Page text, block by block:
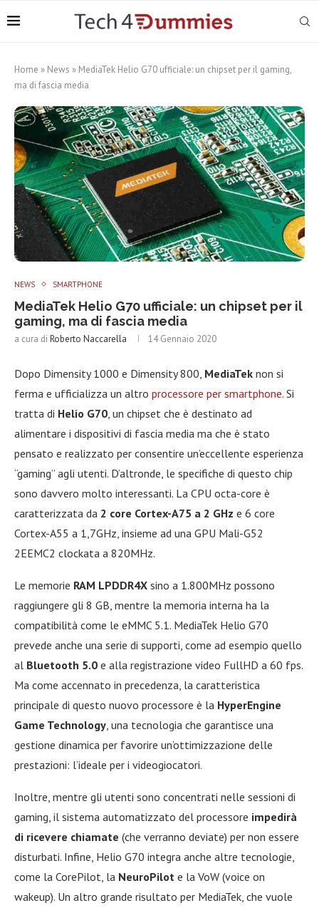
Home » News » MediaTek Helio G70 ufficiale: un chipset per il gaming,
ma di fascia media
NEWS SMARTPHONE
MediaTek Helio G70 ufficiale: un chipset per il
gaming, ma di fascia media
a cura di Roberto Naccarella 14 Gennaio 2020
Dopo Dimensity 1000 e Dimensity 800, MediaTek non si
ferma e ufficializza un altro processore per smartphone. Si
tratta di Helio G70 , un chipset che è destinato ad
alimentare i dispositivi di fascia media ma che è stato
pensato e realizzato per consentire un’eccellente esperienza
“gaming” agli utenti. D’altronde, le specifiche di questo chip
sono davvero molto interessanti. La CPU octa-core è
caratterizzata da 2 core Cortex-A75 a 2 GHz e 6 core
Cortex-A55 a 1,7GHz, insieme ad una GPU Mali-G52
2EEMC2 clockata a 820MHz.
Le memorie RAM LPDDR4X sino a 1.800MHz possono
raggiungere gli 8 GB, mentre la memoria interna ha la
compatibilità come le eMMC 5.1. MediaTek Helio G70
prevede anche una serie di supporti, come ad esempio quello
al Bluetooth 5.0 e alla registrazione video FullHD a 60 fps.
Ma come accennato in precedenza, la caratteristica
principale di questo nuovo processore è la HyperEngine
Game Technology , una tecnologia che garantisce una
gestione dinamica per favorire un’ottimizzazione delle
prestazioni: l’ideale per i videogiocatori.
Inoltre, mentre gli utenti sono concentrati nelle sessioni di
gaming, il sistema automatizzato del processore impedirà
di ricevere chiamate (che verranno deviate) per non essere
disturbati. Infine, Helio G70 integra anche altre tecnologie,
come la CorePilot, la NeuroPilot e la VoW (voice on
wakeup). Un altro grande risultato per MediaTek, che vuole